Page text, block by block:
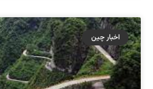
اخبار چین